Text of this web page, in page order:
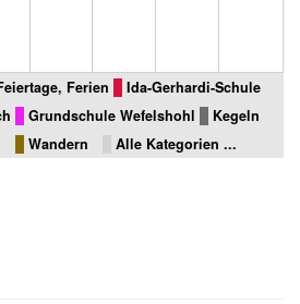
Ferien
Ida-Gerhardi-Schule
Grundschule Wefelshohl
Kegeln
Wandern Alle Kategorien ...